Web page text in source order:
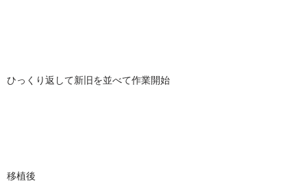
ひっくり返して新旧を並べて作業開始
移植後